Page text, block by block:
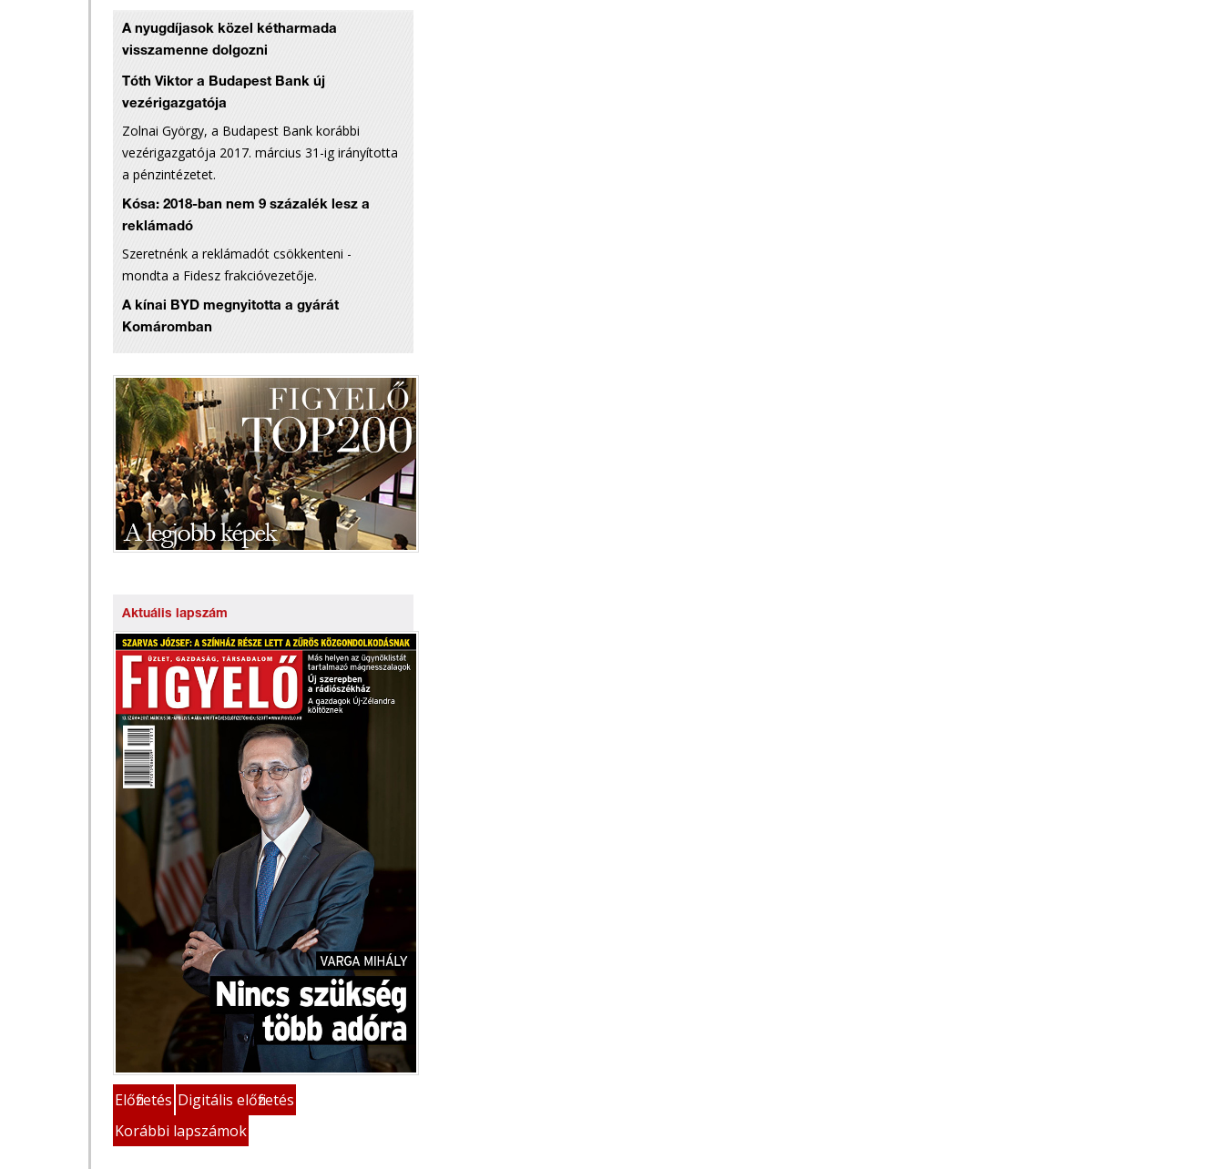
A nyugdíjasok közel kétharmada
visszamenne dolgozni
Tóth Viktor a Budapest Bank új
vezérigazgatója
Zolnai György, a Budapest Bank korábbi
vezérigazgatója 2017. március 31-ig irányította
a pénzintézetet.
Kósa: 2018-ban nem 9 százalék lesz a
reklámadó
Szeretnénk a reklámadót csökkenteni -
mondta a Fidesz frakcióvezetője.
A kínai BYD megnyitotta a gyárát
Komáromban
Aktuális lapszám
Előfizetés Digitális előfizetés
Korábbi lapszámok